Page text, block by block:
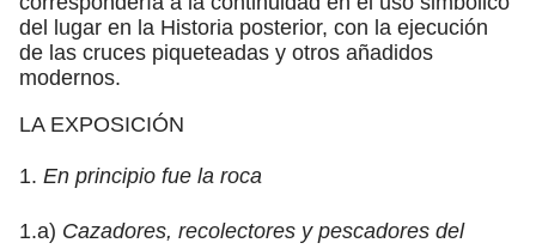
del lugar en la Historia posterior, con la ejecución
de las cruces piqueteadas y otros añadidos
modernos.
LA EXPOSICIÓN
1. En principio fue la roca
1.a) Cazadores, recolectores y pescadores del